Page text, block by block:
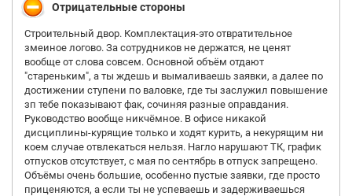
Отрицательные стороны
Строительный двор. Комплектация-это отвратительное
змеиное логово. За сотрудников не держатся, не ценят
вообще от слова совсем. Основной объём отдают
"стареньким", а ты ждешь и вымаливаешь заявки, а далее по
достижении ступени по валовке, где ты заслужил повышение
зп тебе показывают фак, сочиняя разные оправдания.
Руководство вообще никчёмное. В офисе никакой
дисциплины-курящие только и ходят курить, а некурящим ни
коем случае отвлекаться нельзя. Нагло нарушают ТК, график
отпусков отсутствует, с мая по сентябрь в отпуск запрещено.
Объёмы очень большие, особенно пустые заявки, где просто
приценяются, а если ты не успеваешь и задерживаешься